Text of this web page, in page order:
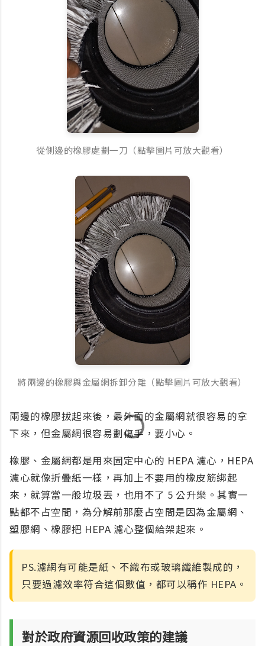
從側邊的橡膠處劃一刀（點擊圖片可放大觀看）
將兩邊的橡膠與金屬網拆卸分離（點擊圖片可放大觀看）
兩邊的橡膠拔起來後，最外面的金屬網就很容易的拿
下來，但金屬網很容易劃傷手，要小心。
橡膠、金屬網都是用來固定中心的 HEPA 濾心，HEPA
濾心就像折疊紙一樣，再加上不要用的橡皮筋綁起
來，就算當一般垃圾丟，也用不了 5 公升樂。其實一
點都不占空間，為分解前那麼占空間是因為金屬網、
塑膠網、橡膠把 HEPA 濾心整個給架起來。
PS.濾網有可能是紙、不織布或玻璃纖維製成的，
只要過濾效率符合這個數值，都可以稱作 HEPA。
對於政府資源回收政策的建議